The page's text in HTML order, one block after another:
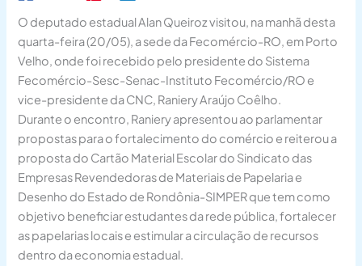
O deputado estadual Alan Queiroz visitou, na manhã desta
quarta-feira (20/05), a sede da Fecomércio-RO, em Porto
Velho, onde foi recebido pelo presidente do Sistema
Fecomércio-Sesc-Senac-Instituto Fecomércio/RO e
vice-presidente da CNC, Raniery Araújo Coêlho.
Durante o encontro, Raniery apresentou ao parlamentar
propostas para o fortalecimento do comércio e reiterou a
proposta do Cartão Material Escolar do Sindicato das
Empresas Revendedoras de Materiais de Papelaria e
Desenho do Estado de Rondônia-SIMPER que tem como
objetivo beneficiar estudantes da rede pública, fortalecer
as papelarias locais e estimular a circulação de recursos
dentro da economia estadual.